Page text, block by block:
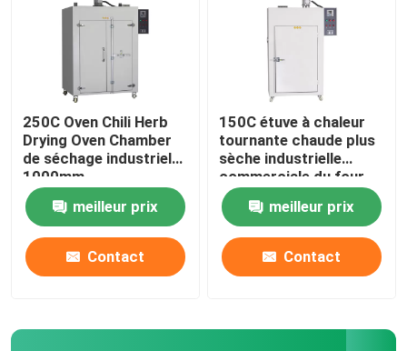
250C Oven Chili Herb
Drying Oven Chamber
de séchage industriel
1000mm
meilleur prix
Contact
150C étuve à chaleur
tournante chaude plus
sèche industrielle
commerciale du four
5kw
meilleur prix
Contact